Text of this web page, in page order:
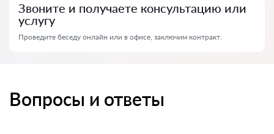
Звоните и получаете консультацию или
услугу
Проведите беседу онлайн или в офисе, заключим контракт.
Вопросы и ответы